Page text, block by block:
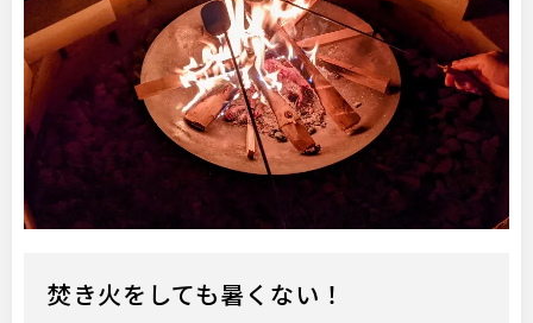
焚き火をしても暑くない！